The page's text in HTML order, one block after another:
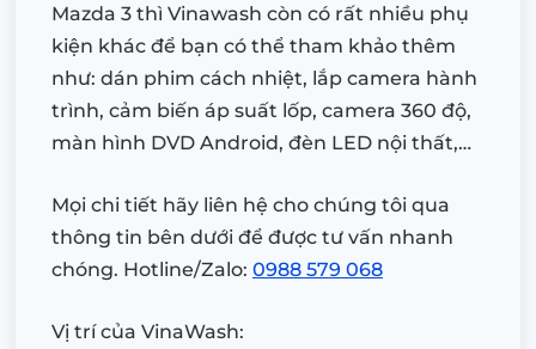
Mazda 3 thì Vinawash còn có rất nhiều phụ
kiện khác để bạn có thể tham khảo thêm
như: dán phim cách nhiệt, lắp camera hành
trình, cảm biến áp suất lốp, camera 360 độ,
màn hình DVD Android, đèn LED nội thất,…
Mọi chi tiết hãy liên hệ cho chúng tôi qua
thông tin bên dưới để được tư vấn nhanh
chóng. Hotline/Zalo: 0988 579 068
Vị trí của VinaWash: